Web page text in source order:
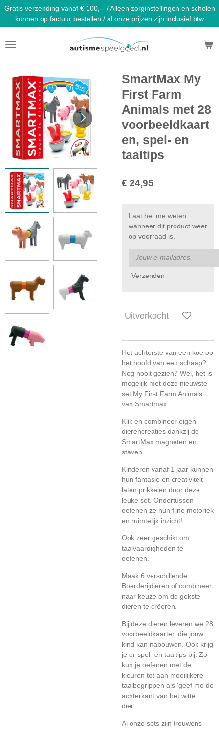
Ga
direct
naar
de
hoofdinhoud
Gratis verzending vanaf € 100,-- / Alleen zorginstellingen en scholen
kunnen op factuur bestellen / al onze prijzen zijn inclusief btw
SmartMax My
First Farm
Animals met 28
voorbeeldkaart
en, spel- en
taaltips
€ 24,95
Laat het me weten
wanneer dit product weer
op voorraad is.
Verzenden
Uitverkocht
Het achterste van een koe op
het hoofd van een schaap?
Nog nooit gezien? Wel, het is
mogelijk met deze nieuwste
set My First Farm Animals
van Smartmax.
Klik en combineer eigen
dierencreaties dankzij de
SmartMax magneten en
staven.
Kinderen vanaf 1 jaar kunnen
hun fantasie en creativiteit
laten prikkelen door deze
leuke set. Ondertussen
oefenen ze hun fijne motoriek
en ruimtelijk inzicht!
Ook zeer geschikt om
taalvaardigheden te
oefenen.
Maak 6 verschillende
Boerderijdieren of combineer
naar keuze om de gekste
dieren te crëeren.
Bij deze dieren leveren we 28
voorbeeldkaarten die jouw
kind kan nabouwen. Ook krijg
je er spel- en taaltips bij. Zo
kun je oefenen met de
kleuren tot aan moeilijkere
taalbegrippen als 'geef me de
achterkant van het witte
dier'.
Al onze sets zijn trouwens